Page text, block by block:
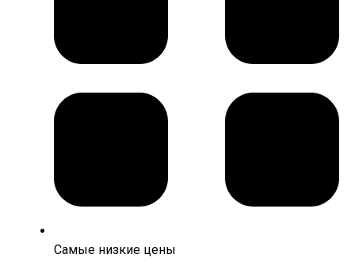
Самые низкие цены